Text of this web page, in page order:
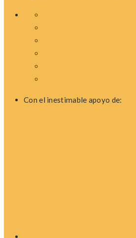
Con el inestimable apoyo de: